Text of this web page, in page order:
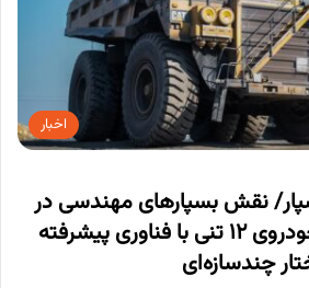
اخبار
نقش بسپارهای مهندسی در
ساخت تایر خودروی ۱۲ تنی با فناوری پیشرفته
چندسازه‌ای